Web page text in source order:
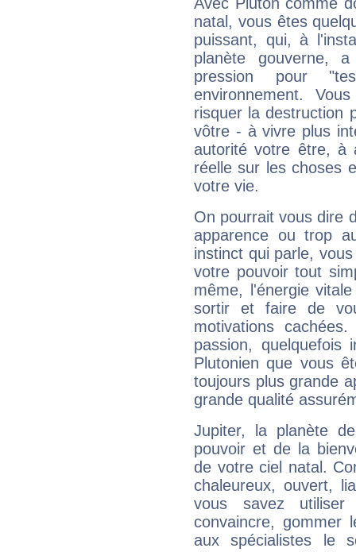
natal, vous êtes
puissant, qui, à
planète gouverne,
pression pour
environnement.
risquer la destruction
vôtre - à vivre plus
autorité votre être, à
réelle sur les choses
votre vie.
On pourrait vous dire
apparence ou trop
instinct qui parle,
votre pouvoir tout
même, l'énergie
sortir et faire de
motivations
passion, quelquefois
Plutonien que vous
toujours plus grande
grande qualité
Jupiter, la planète
pouvoir et de la
de votre ciel natal.
chaleureux, ouvert,
vous savez
convaincre, gommer
aux spécialistes le